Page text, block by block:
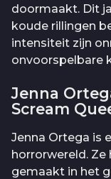
doormaakt. Dit
koude rillingen
intensiteit zijn
onvoorspelbare
Jenna
Scream
Jenna Ortega is
horrorwereld. Ze
gemaakt in het